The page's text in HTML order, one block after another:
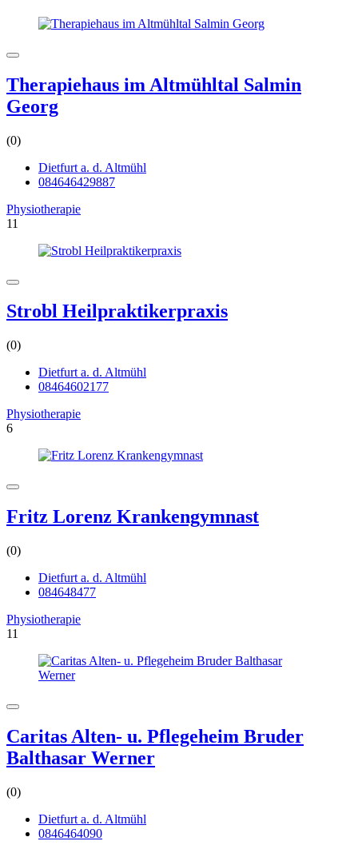
Therapiehaus im Altmühltal Salmin
Georg
(0)
Dietfurt a. d. Altmühl
084646429887
Physiotherapie
11
Strobl Heilpraktikerpraxis
(0)
Dietfurt a. d. Altmühl
08464602177
Physiotherapie
6
Fritz Lorenz Krankengymnast
(0)
Dietfurt a. d. Altmühl
084648477
Physiotherapie
11
Caritas Alten- u. Pflegeheim Bruder
Balthasar Werner
(0)
Dietfurt a. d. Altmühl
0846464090